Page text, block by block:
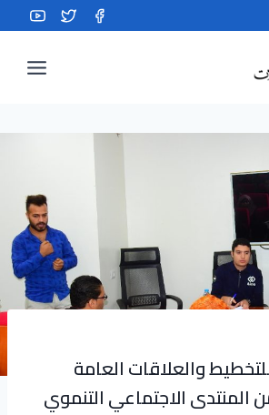
والعلاقات العامة
المنتدى الاجتماعي التنموي